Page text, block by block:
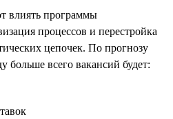
влиять программы
процессов и перестройка
цепочек. По прогнозу
больше всего вакансий будет: